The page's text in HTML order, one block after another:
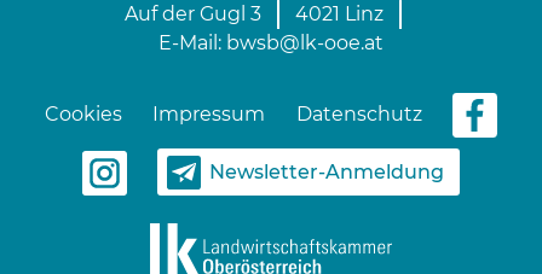
Auf der Gugl 3
4021 Linz
E-Mail: bwsb@lk-ooe.at
Cookies Impressum Datenschutz
Newsletter-Anmeldung